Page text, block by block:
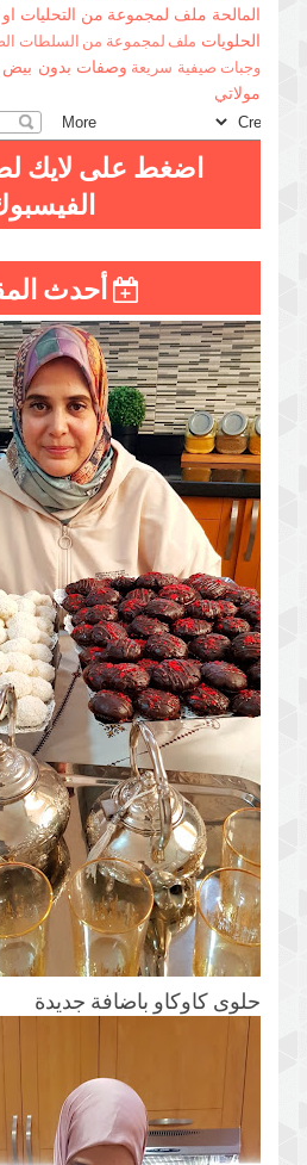
المالحة ملف لمجموعة من التحليات او
الحلويات ملف لمجموعة من السلطات
وجبات صيفية سريعة وصفات بدون بيض
مولاتي
اضغط على لايك
أحدث
حلوى كاوكاو باضافة جديدة